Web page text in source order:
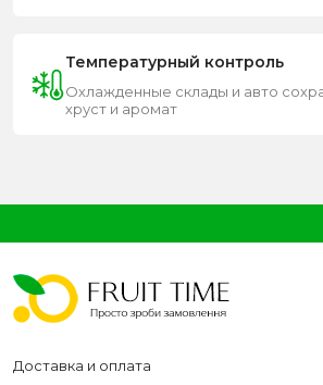
Температурный контроль
Охлажденные склады и авто
хруст и аромат
Доставка и оплата